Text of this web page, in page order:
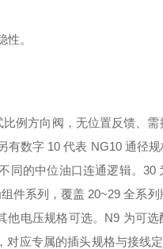
。
例方向阀，无位置反馈、需
有数字 10 代表 NG10 通径
同的中位油口连通逻辑。30
件系列，覆盖 20~29 全系列
他电压规格可选。N9 为可选
对应专属的插头规格与接线